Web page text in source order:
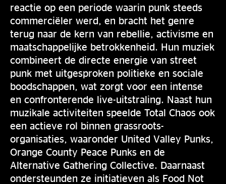
reactie op een periode waarin punk steeds
commerciëler werd, en bracht het genre
terug naar de kern van rebellie, activisme en
maatschappelijke betrokkenheid. Hun muziek
combineert de directe energie van street
punk met uitgesproken politieke en sociale
boodschappen, wat zorgt voor een intense
en confronterende live-uitstraling. Naast hun
muzikale activiteiten speelde Total Chaos ook
een actieve rol binnen grassroots-
organisaties, waaronder United Valley Punks,
Orange County Peace Punks en de
Alternative Gathering Collective. Daarnaast
ondersteunden ze initiatieven als Food Not